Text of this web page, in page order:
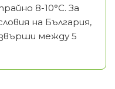
8-10°С. За
на България,
между 5